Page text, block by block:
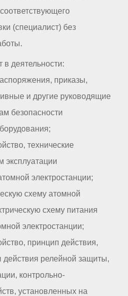
(специалист) без
в деятельности:
приказы,
и другие руководящие
безопасности
технические
эксплуатации
электростанции;
схему атомной
схему питания
электростанции;
принцип действия,
действия релейной защиты,
контрольно-
установленных на